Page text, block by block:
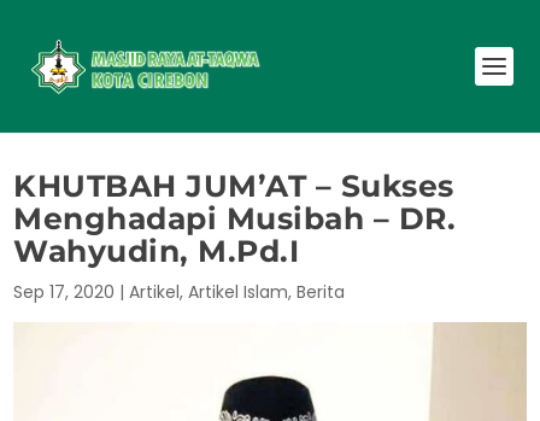
KHUTBAH JUM’AT – Sukses
Menghadapi Musibah – DR.
Wahyudin, M.Pd.I
Sep 17, 2020 |Artikel,Artikel Islam,Berita